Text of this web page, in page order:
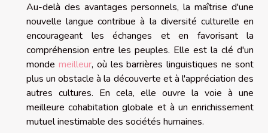
Au-delà des avantages personnels, la maîtrise d'une
nouvelle langue contribue à la diversité culturelle en
encourageant les échanges et en favorisant la
compréhension entre les peuples. Elle est la clé d'un
monde meilleur, où les barrières linguistiques ne sont
plus un obstacle à la découverte et à l'appréciation des
autres cultures. En cela, elle ouvre la voie à une
meilleure cohabitation globale et à un enrichissement
mutuel inestimable des sociétés humaines.